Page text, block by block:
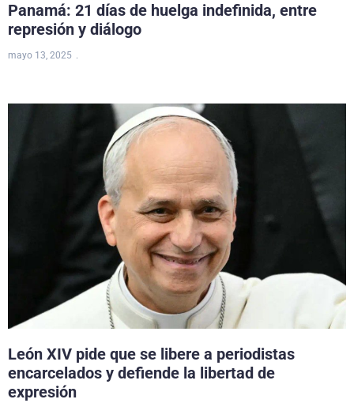
Panamá: 21 días de huelga indefinida, entre
represión y diálogo
mayo 13, 2025
León XIV pide que se libere a periodistas
encarcelados y defiende la libertad de
expresión